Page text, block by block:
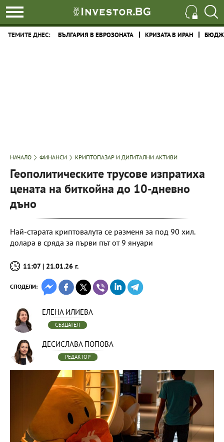
ТЕМИТЕ ДНЕС: БЪЛГАРИЯ В ЕВРОЗОНАТА КРИЗАТА В ИРАН
НАЧАЛО ФИНАНСИ КРИПТОПАЗАР И ДИГИТАЛНИ АКТИВИ
Геополитическите трусове изпратиха
цената на биткойна до 10-дневно
дъно
Най-старата криптовалута се разменя за под 90 хил.
долара в сряда за първи път от 9 януари
11:07 | 21.01.26 г.
СПОДЕЛИ:
ЕЛЕНА ИЛИЕВА
СЪЗДАТЕЛ
ДЕСИСЛАВА ПОПОВА
РЕДАКТОР